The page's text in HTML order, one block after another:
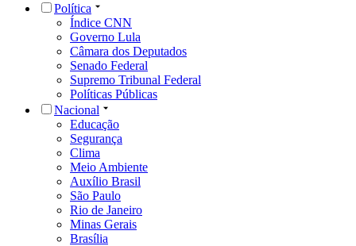
Política
Índice CNN
Governo Lula
Câmara dos Deputados
Senado Federal
Supremo Tribunal Federal
Políticas Públicas
Nacional
Educação
Segurança
Clima
Meio Ambiente
Auxílio Brasil
São Paulo
Rio de Janeiro
Minas Gerais
Brasília